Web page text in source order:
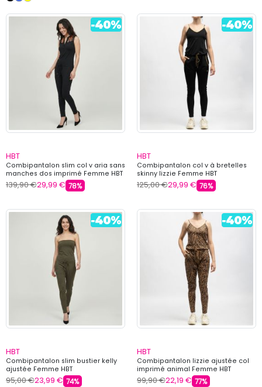
HBT
Combipantalon slim col v aria sans
manches dos imprimé Femme HBT
139,90 €29,99 € 78%
HBT
Combipantalon col v à bretelles
skinny lizzie Femme HBT
125,00 €29,99 € 76%
HBT
Combipantalon slim bustier kelly
ajustée Femme HBT
95,00 €23,99 € 74%
HBT
Combipantalon lizzie ajustée col
imprimé animal Femme HBT
99,90 €22,19 € 77%